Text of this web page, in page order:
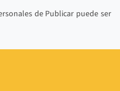
de Publicar puede ser